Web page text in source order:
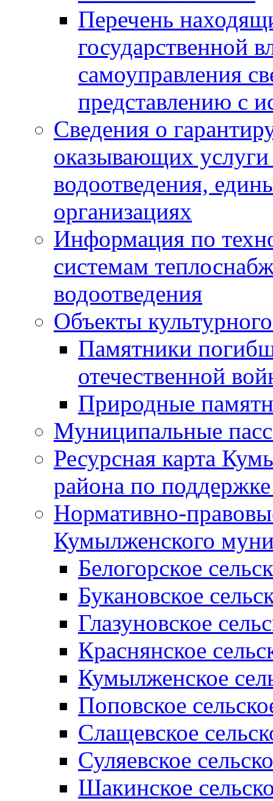
Перечень
государственной
самоуправления
представлению с
Сведения о
оказывающих
водоотведения,
организациях
Информация по
системам
водоотведения
Объекты
Памятники
отечественной
Природные
Муниципальные
Ресурсная карта
района по
Нормативно-
Кумылженского
Белогорское
Букановское
Глазуновское
Краснянское
Кумылженское
Поповское
Слащевское
Суляевское
Шакинское